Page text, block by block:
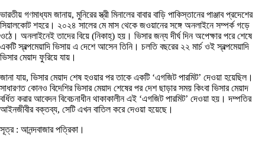
ভারতীয় গণমাধ্যম জানায়, মুনিরের স্ত্রী মিনালের বাবার বাড়ি পাকিস্তানের পাঞ্জাব প্রদেশের
সিয়ালকোট শহরে। ২০২৪ সালের মে মাস থেকে জওয়ানের সঙ্গে অনলাইনে সম্পর্ক গড়ে
ওঠে। অনলাইনেই তাদের বিয়ে (নিকাহ্‌) হয়। ভিসার জন্য দীর্ঘ দিন অপেক্ষার পরে শেষে
একটি স্বল্পমেয়াদি ভিসায় এ দেশে আসেন তিনি। চলতি বছরের ২২ মার্চ ওই স্বল্পমেয়াদি
ভিসার মেয়াদ ফুরিয়ে যায়।
জানা যায়, ভিসার মেয়াদ শেষ হওয়ার পর তাকে একটি ‘এগজিট পারমিট’ দেওয়া হয়েছিল।
সাধারণত কোনও বিদেশির ভিসার মেয়াদ শেষের পর দেশ ছাড়ার সময় কিংবা ভিসার মেয়াদ
বর্ধিত করার আবেদন বিবেচনাধীন থাকাকালীন এই ‘এগজিট পারমিট’ দেওয়া হয়। দম্পতির
আইনজীবীর বক্তব্য, সেটি এখন বাতিল করে দেওয়া হয়েছে।
সূত্র : আনন্দবাজার পত্রিকা।